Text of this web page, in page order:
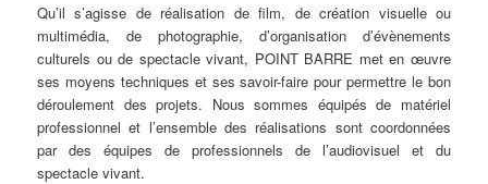
Qu’il s’agisse de réalisation de film, de création visuelle ou
multimédia, de photographie, d’organisation d’évènements
culturels ou de spectacle vivant, POINT BARRE met en œuvre
ses moyens techniques et ses savoir-faire pour permettre le bon
déroulement des projets. Nous sommes équipés de matériel
professionnel et l’ensemble des réalisations sont coordonnées
par des équipes de professionnels de l’audiovisuel et du
spectacle vivant.